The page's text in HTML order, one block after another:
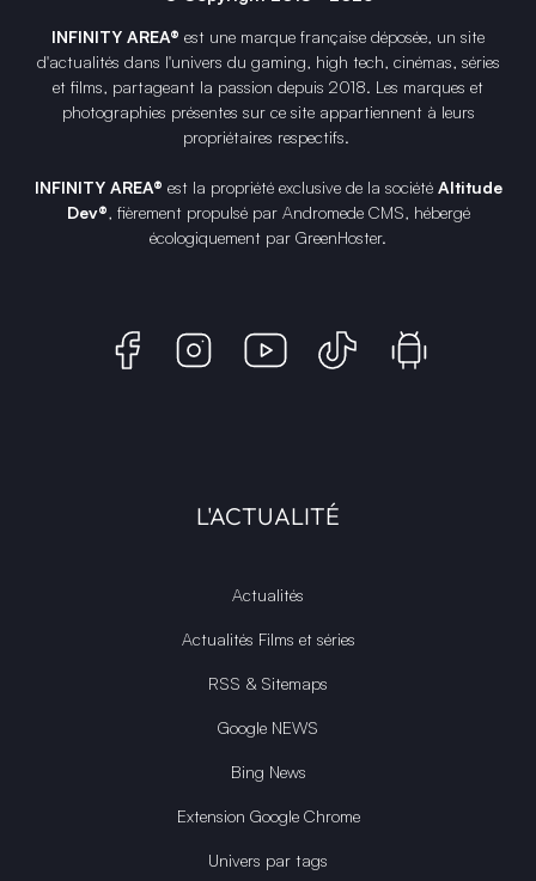
INFINITY AREA® est une marque française déposée, un site
d'actualités dans l'univers du gaming, high tech, cinémas, séries
et films, partageant la passion depuis 2018. Les marques et
photographies présentes sur ce site appartiennent à leurs
propriétaires respectifs.
INFINITY AREA® est la propriété exclusive de la société Altitude
Dev®, fièrement propulsé par Andromede CMS, hébergé
écologiquement par GreenHoster.
L'ACTUALITÉ
Actualités
Actualités Films et séries
RSS & Sitemaps
Google NEWS
Bing News
Extension Google Chrome
Univers par tags